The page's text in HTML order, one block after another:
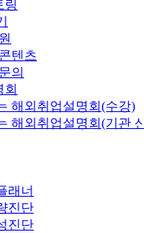
링
텐츠
의
해외취업설명회(수강)
해외취업설명회(기관
래너
진단
진단